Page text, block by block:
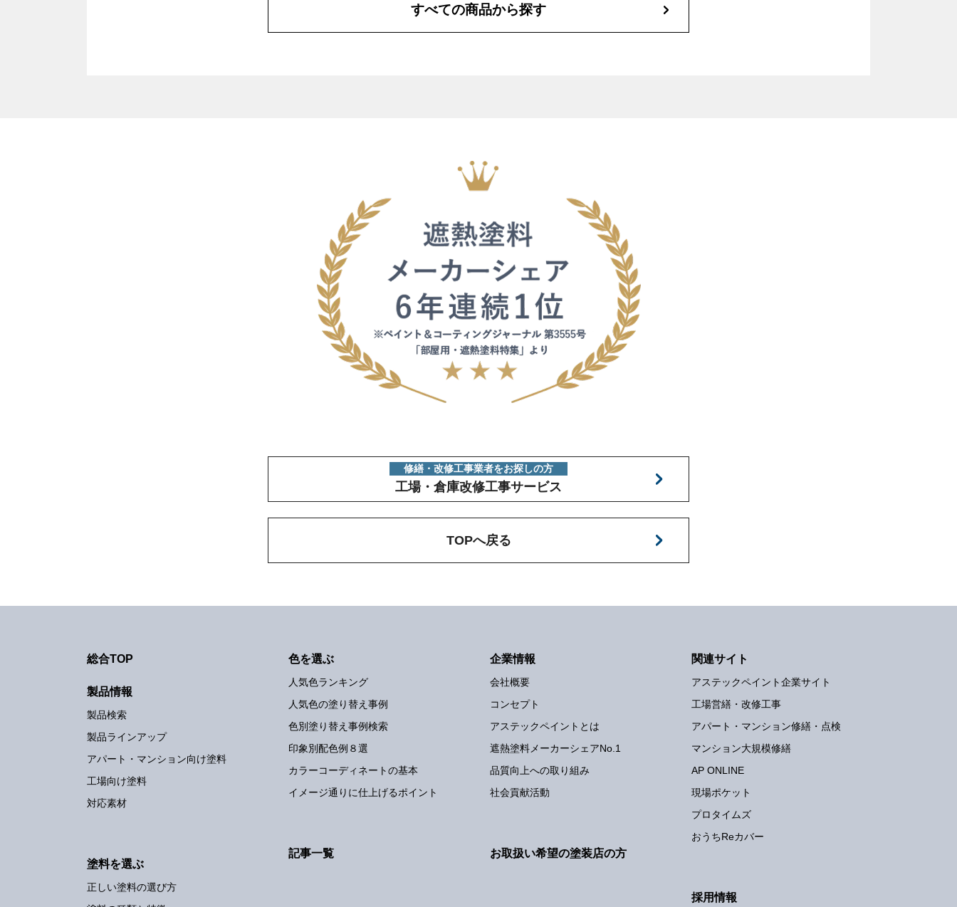
すべての商品から探す
修繕・改修工事業者をお探しの方
工場・倉庫改修工事サービス
TOPへ戻る
総合TOP
製品情報
製品検索
製品ラインアップ
アパート・マンション向け塗料
工場向け塗料
対応素材
塗料を選ぶ
正しい塗料の選び方
色を選ぶ
人気色ランキング
人気色の塗り替え事例
色別塗り替え事例検索
印象別配色例８選
カラーコーディネートの基本
イメージ通りに仕上げるポイント
記事一覧
企業情報
会社概要
コンセプト
アステックペイントとは
遮熱塗料メーカーシェアNo.1
品質向上への取り組み
社会貢献活動
お取扱い希望の塗装店の方
関連サイト
アステックペイント企業サイト
工場営繕・改修工事
アパート・マンション修繕・点検
マンション大規模修繕
AP ONLINE
現場ポケット
プロタイムズ
おうちReカバー
採用情報